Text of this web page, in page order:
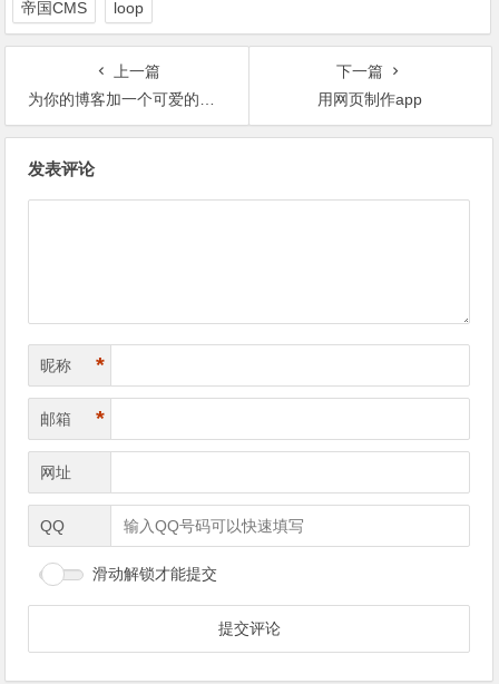
帝国CMS loop
上一篇
为你的博客加一个可爱的看板娘
下一篇
用网页制作app
发表评论
昵称 *
邮箱 *
网址
QQ
滑动解锁才能提交